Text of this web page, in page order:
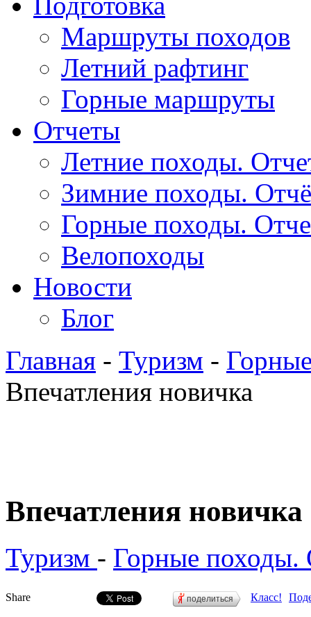
Маршруты походов
Летний рафтинг
Горные маршруты
Отчеты
Летние походы.
Зимние походы.
Горные походы.
Велопоходы
Новости
Блог
Главная - Туризм -
Впечатления новичка
Впечатления новичка
Туризм - Горные походы.
Share поделиться Класс!